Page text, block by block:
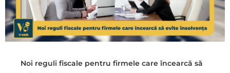
Noi reguli fiscale pentru firmele care încearcă să